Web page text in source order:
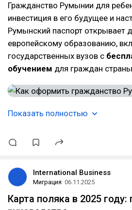
Гражданство Румынии для
инвестиция в его будущее и
Румынский паспорт открывает
европейскому образованию,
государственных вузов с
обучением для граждан
Показать полностью
International Business
Миграция 06.11.2025
Карта поляка в 2025 году: